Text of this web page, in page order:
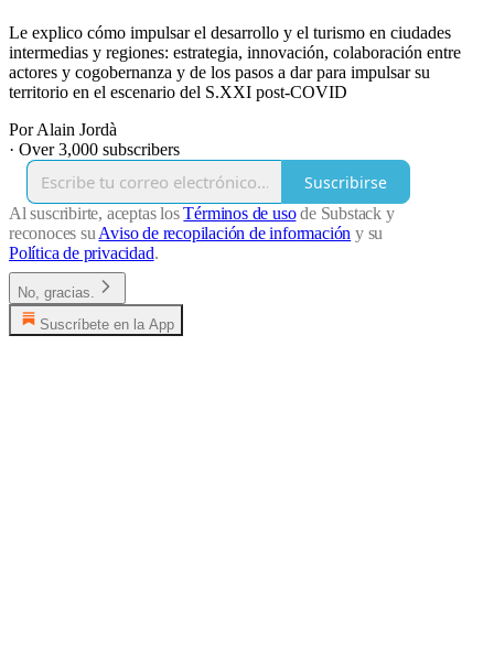
Le explico cómo impulsar el desarrollo y el turismo en ciudades
intermedias y regiones: estrategia, innovación, colaboración entre
actores y cogobernanza y de los pasos a dar para impulsar su
territorio en el escenario del S.XXI post-COVID
Por Alain Jordà
· Over 3,000 subscribers
Suscribirse
Al suscribirte, aceptas losTérminos de usode Substack y
reconoces su Aviso de recopilación de información y su
Política de privacidad.
No, gracias.
Suscríbete en la App